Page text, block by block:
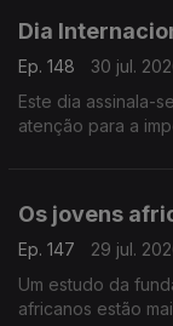
Dia
Ep. 148
30 jul.
Este dia assinala-
atenção para a
Os jovens
Ep. 147
29 jul.
Um estudo da
africanos estão